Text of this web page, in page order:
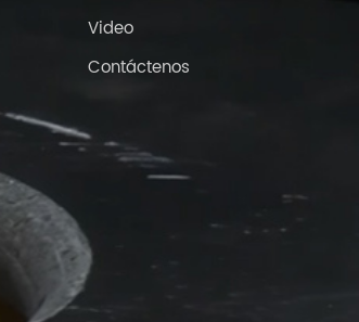
Video
Contáctenos